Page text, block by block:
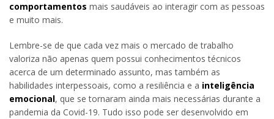
comportamentos mais saudáveis ao interagir com as pessoas
e muito mais.
Lembre-se de que cada vez mais o mercado de trabalho
valoriza não apenas quem possui conhecimentos técnicos
acerca de um determinado assunto, mas também as
habilidades interpessoais, como a resiliência e a inteligência
emocional, que se tornaram ainda mais necessárias durante a
pandemia da Covid-19. Tudo isso pode ser desenvolvido em